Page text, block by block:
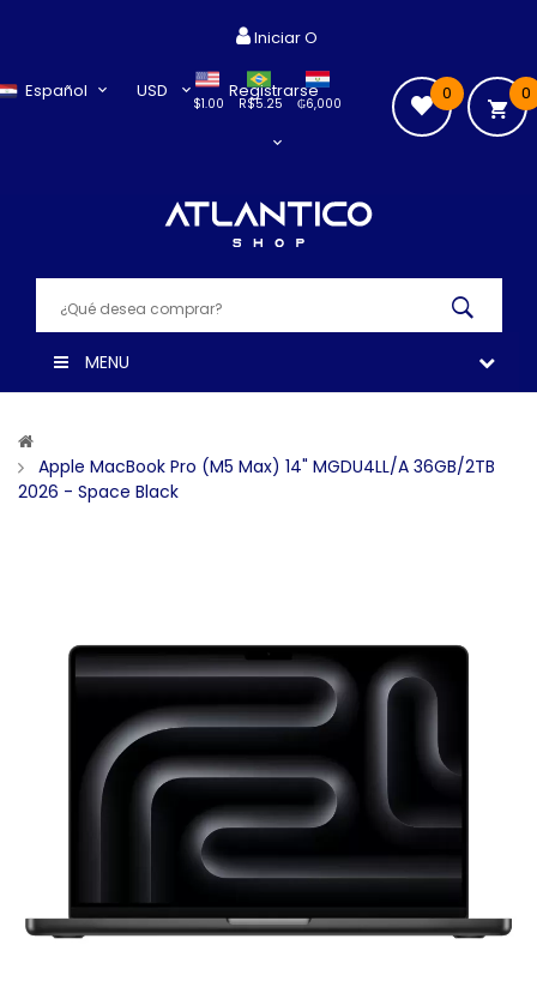
Español USD
$1.00 ₲6,000
R$5.25
Iniciar O
Registrarse 0
0
MENU
Apple MacBook Pro (M5 Max) 14" MGDU4LL/A 36GB/2TB
2026 - Space Black